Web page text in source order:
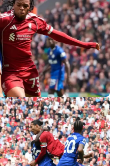
болельщики
тренеров